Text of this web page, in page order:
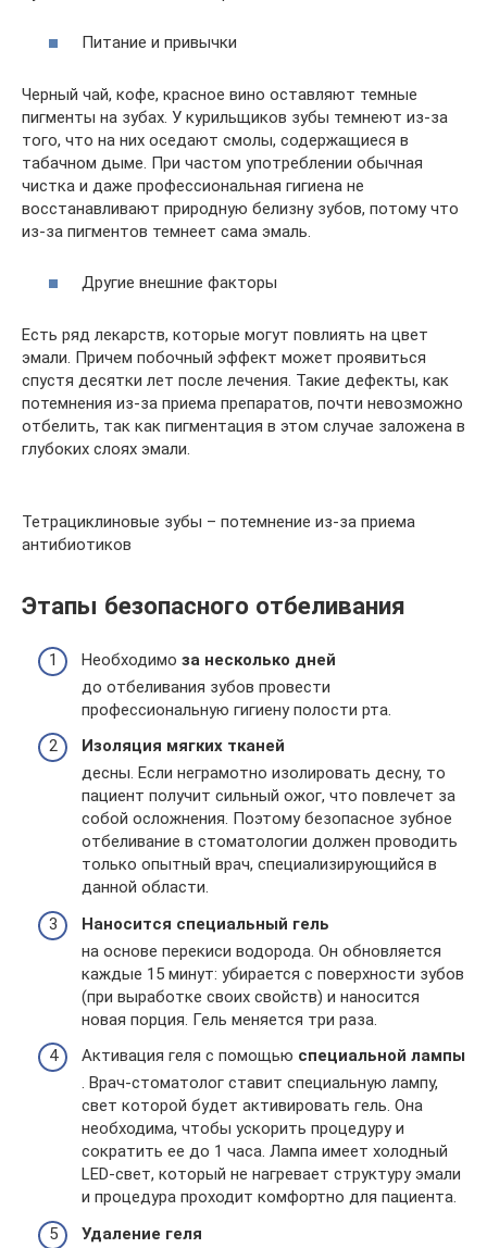
Питание и привычки
Черный чай, кофе, красное вино оставляют темные
пигменты на зубах. У курильщиков зубы темнеют из-за
того, что на них оседают смолы, содержащиеся в
табачном дыме. При частом употреблении обычная
чистка и даже профессиональная гигиена не
восстанавливают природную белизну зубов, потому что
из-за пигментов темнеет сама эмаль.
Другие внешние факторы
Есть ряд лекарств, которые могут повлиять на цвет
эмали. Причем побочный эффект может проявиться
спустя десятки лет после лечения. Такие дефекты, как
потемнения из-за приема препаратов, почти невозможно
отбелить, так как пигментация в этом случае заложена в
глубоких слоях эмали.
Тетрациклиновые зубы – потемнение из-за приема
антибиотиков
Этапы безопасного отбеливания
Необходимо за несколько дней
до отбеливания зубов провести
профессиональную гигиену полости рта.
Изоляция мягких тканей
десны. Если неграмотно изолировать десну, то
пациент получит сильный ожог, что повлечет за
собой осложнения. Поэтому безопасное зубное
отбеливание в стоматологии должен проводить
только опытный врач, специализирующийся в
данной области.
Наносится специальный гель
на основе перекиси водорода. Он обновляется
каждые 15 минут: убирается с поверхности зубов
(при выработке своих свойств) и наносится
новая порция. Гель меняется три раза.
Активация геля с помощью специальной лампы
. Врач-стоматолог ставит специальную лампу,
свет которой будет активировать гель. Она
необходима, чтобы ускорить процедуру и
сократить ее до 1 часа. Лампа имеет холодный
LED-свет, который не нагревает структуру эмали
и процедура проходит комфортно для пациента.
Удаление геля